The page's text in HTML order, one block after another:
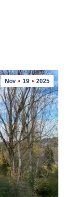
Nov 19 2025